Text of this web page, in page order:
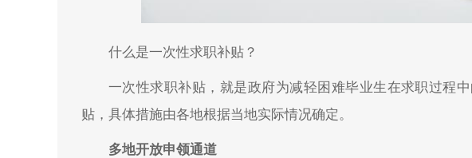
什么是一次性求职补贴？
一次性求职补贴，就是政府为减轻困难毕业生在求职过程
贴，具体措施由各地根据当地实际情况确定。
多地开放申领通道